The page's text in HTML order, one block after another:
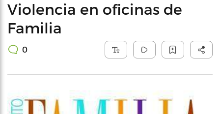
Violencia en oficinas de
Familia
0